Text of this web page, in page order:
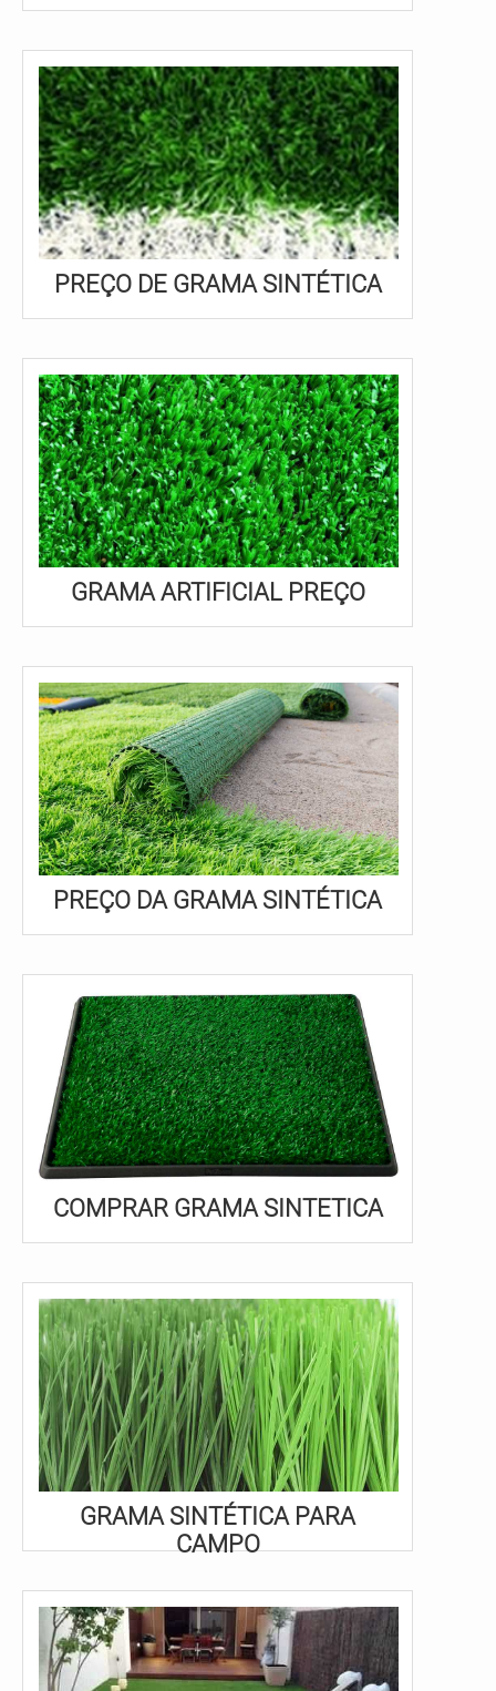
PREÇO DE GRAMA SINTÉTICA
GRAMA ARTIFICIAL PREÇO
PREÇO DA GRAMA SINTÉTICA
COMPRAR GRAMA SINTETICA
GRAMA SINTÉTICA PARA
CAMPO